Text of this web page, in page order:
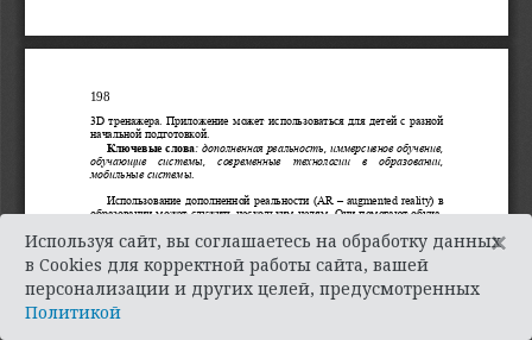
Используя сайт, вы соглашаетесь на обработку данных
в Cookies для корректной работы сайта, вашей
персонализации и других целей, предусмотренных
Политикой
×